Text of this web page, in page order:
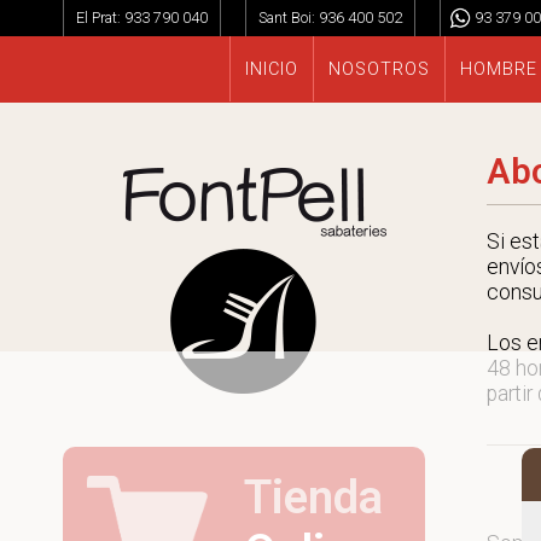
El Prat: 933 790 040 Sant Boi: 936 400 502 93 379
INICIO NOSOTROS HOMBRE
Tienda
Si
Los
48
partir